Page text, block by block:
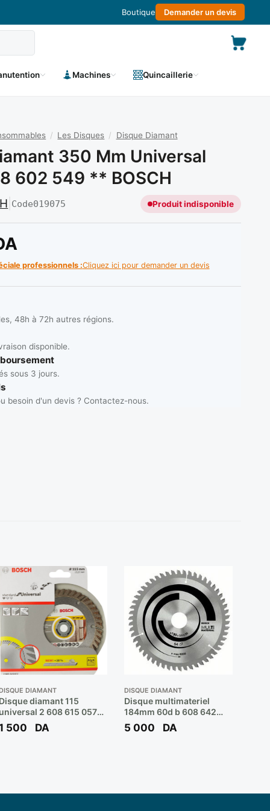
Boutique Demander un devis
Machines Quincaillerie
/ Les Disques / Disque Diamant
350 Mm Universal
602 549 ** BOSCH
Code019075 Produit indisponible
professionnels :Cliquez ici pour demander un devis
48h à 72h autres régions.
disponible.
sous 3 jours.
besoin d'un devis ? Contactez-nous.
DIAMANT
diamant 115
2 608 615 057
BOSCH
500 DA
DISQUE DIAMANT
Disque multimateriel
184mm 60d b 608 642
193 ** BOSCH
5 000 DA